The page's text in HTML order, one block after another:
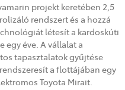
projekt keretében 2,5
rendszert és a hozzá
létesít a kardoskúti
éve. A vállalat a
tapasztalatok gyűjtése
a flottájában egy
Toyota Mirait.